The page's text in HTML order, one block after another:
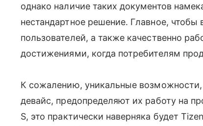
однако наличие таких документов
нестандартное решение. Главное,
пользователей, а также качественно
достижениями, когда потребителям
К сожалению, уникальные
девайс, предопределяют их работу на
S, это практически наверняка будет